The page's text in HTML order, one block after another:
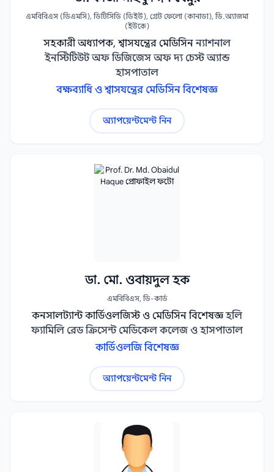
এমবিবিএস (ডিএমসি), ডিটিসিডি (ডিইউ), গ্রেট ফেলো (কানাডা), ডি.অ্যাজমা
(ইউকে)
সহকারী অধ্যাপক, শ্বাসযন্ত্রের মেডিসিন ন্যাশনাল
ইনস্টিটিউট অফ ডিজিজেস অফ দ্য চেস্ট অ্যান্ড
হাসপাতাল
বক্ষব্যাধি ও শ্বাসযন্ত্রের মেডিসিন বিশেষজ্ঞ
অ্যাপয়েন্টমেন্ট নিন
ডা. মো. ওবায়দুল হক
এমবিবিএস, ডি-কার্ড
কনসালট্যান্ট কার্ডিওলজিস্ট ও মেডিসিন বিশেষজ্ঞ হলি
ফ্যামিলি রেড ক্রিসেন্ট মেডিকেল কলেজ ও হাসপাতাল
কার্ডিওলজি বিশেষজ্ঞ
অ্যাপয়েন্টমেন্ট নিন